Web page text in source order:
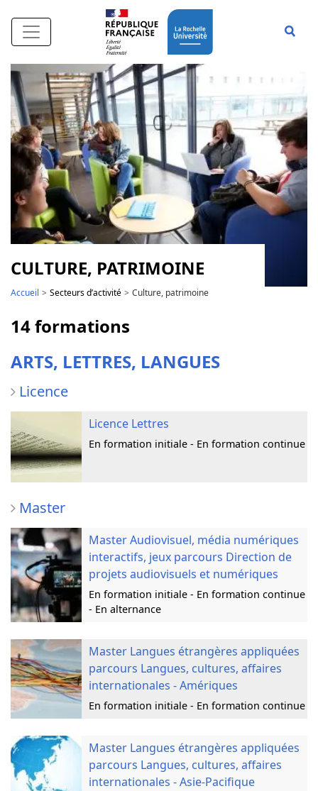
Aller au contenu principal
CULTURE, PATRIMOINE
Accueil Secteurs d’activité Culture, patrimoine
14 formations
ARTS, LETTRES, LANGUES
Licence
Licence Lettres
En formation initiale - En formation continue
Master
Master Audiovisuel, média numériques
interactifs, jeux parcours Direction de
projets audiovisuels et numériques
En formation initiale - En formation continue
- En alternance
Master Langues étrangères appliquées
parcours Langues, cultures, affaires
internationales - Amériques
En formation initiale - En formation continue
Master Langues étrangères appliquées
parcours Langues, cultures, affaires
internationales - Asie-Pacifique